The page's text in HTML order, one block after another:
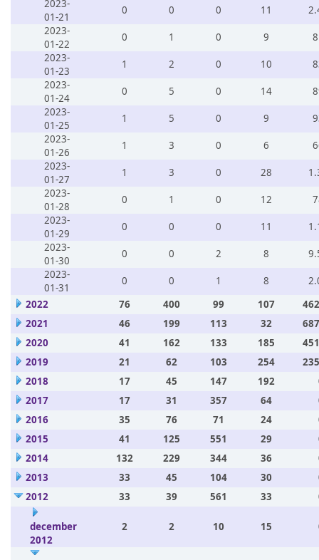
2023-
01-21
0 0 0 11
2023-
01-22
0 1 0 9
2023-
01-23
1 2 0 10
2023-
01-24
0 5 0 14
2023-
01-25
1 5 0 9
2023-
01-26
1 3 0 6
2023-
01-27
1 3 0 28
2023-
01-28
0 1 0 12
2023-
01-29
0 0 0 11
2023-
01-30
0 0 2 8
2023-
01-31
0 0 1 8
2022
76 400 99 107
2021
46 199 113 32
2020
41 162 133 185
2019
21 62 103 254
2018
17 45 147 192
2017
17 31 357 64
2016
35 76 71 24
2015
41 125 551 29
2014
132 229 344 36
2013
33 45 104 30
2012
33 39 561 33
december
2012
2 2 10 15